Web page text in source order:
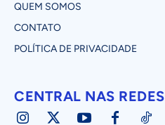
QUEM SOMOS
CONTATO
POLÍTICA DE PRIVACIDADE
CENTRAL NAS REDES